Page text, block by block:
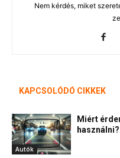
Nem kérdés, miket
KAPCSOLÓDÓ CIKKEK
Autók
Miért
használni?